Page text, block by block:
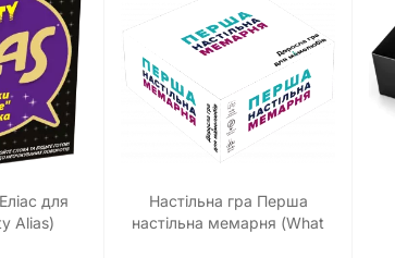
для
Alias)
Настільна гра Перша
настільна мемарня (What